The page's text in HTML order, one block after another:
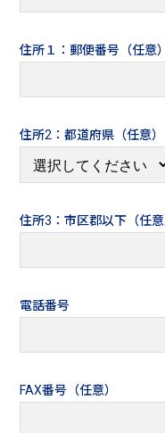
住所１：郵便番号（任意）
住所2：都道府県（任意）
住所3：市区郡以下（任意
電話番号
FAX番号（任意）